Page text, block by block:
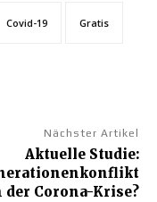
Covid-19 Gratis
Nächster Artikel
Aktuelle Studie:
der Corona-Krise?